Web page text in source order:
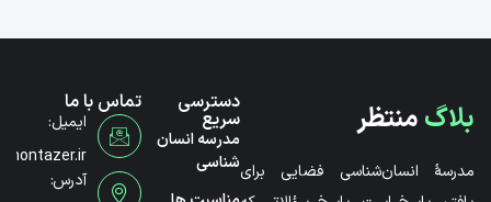
بلاگمنتظر
مدرسۀ انسان‌شناسی فضایی برای
دسترسی
سریع
مدرسه انسان
شناسی
تماس با ما
ایمیل:
آدرس: